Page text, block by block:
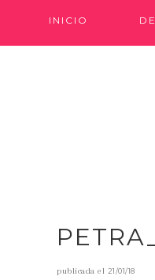
INICIO
publicada el 21/01/18